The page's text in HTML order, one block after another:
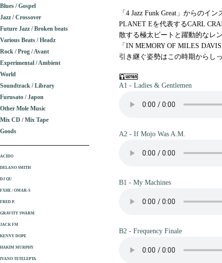
「4 Jazz Funk Great」からのイ
PLANET Eを代表するCARL
散する極太ビートと躍動的なレ
「IN MEMORY OF MILES
引き継ぐ姿勢はこの時期からし
A1 - Ladies & Gentlemen
A2 - If Mojo Was A.M.
B1 - My Machines
B2 - Frequency Finale
Blues / Gospel
Jazz / Crossover
Future Jazz / Broken beats
Various Beats / Headz
Rock / Prog / Avant
Experimental / Ambient
World
Soundtrack / Library
Furusato / Japon
Other Mole Music
Mix CD / Mix Tape
Goods
ACIDO
DELANO SMITH
DJ QU
FXHE / OMAR-S
FRED P.
GRAVITY SWARM
JACK FM
KENNY DOPE
HAKIM MURPHY
IVANO TETELEPTA